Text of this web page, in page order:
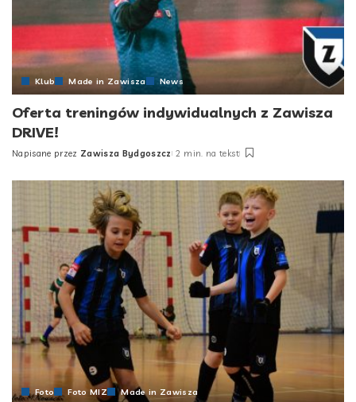
Klub Made in Zawisza News
Oferta treningów indywidualnych z Zawisza
DRIVE!
Posted
Napisane przez Zawisza Bydgoszcz 2 min. na tekst
Foto Foto MIZ Made in Zawisza